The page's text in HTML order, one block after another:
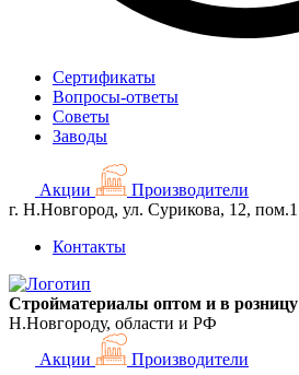
Сертификаты
Вопросы-ответы
Советы
Заводы
Акции
Производители
г. Н.Новгород, ул. Сурикова, 12, пом.1
Контакты
Стройматериалы оптом и в розницу
Н.Новгороду, области и РФ
Акции
Производители